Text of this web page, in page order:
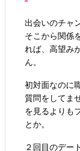
出会いのチャ
そこから関係
れば、高望み
ん。
初対面なのに
質問をしてま
を見るよりも
とか。
２回目のデー